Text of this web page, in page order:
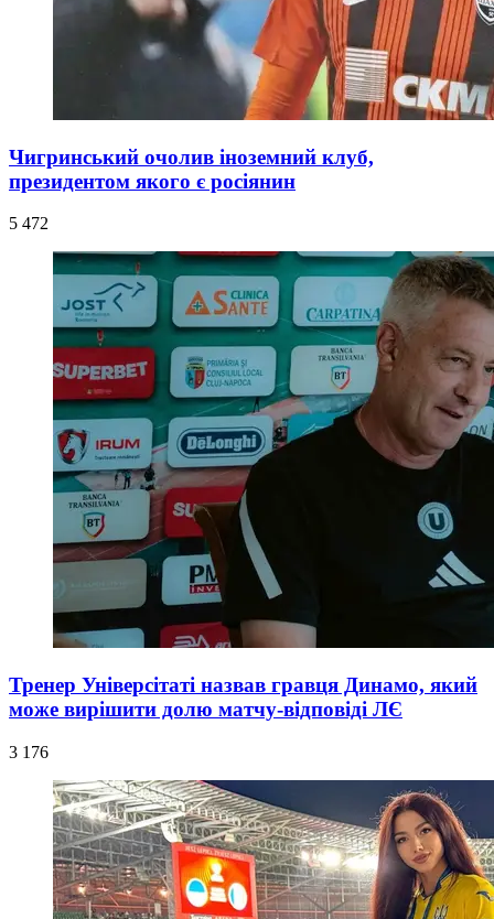
Чигринський очолив іноземний клуб,
президентом якого є росіянин
5 472
Тренер Універсітаті назвав гравця Динамо, який
може вирішити долю матчу-відповіді ЛЄ
3 176